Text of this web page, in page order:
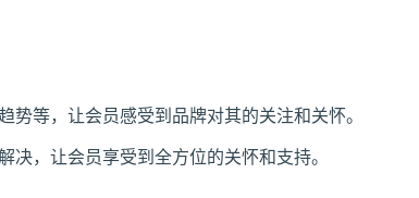
等，让会员感受到品牌对其的关注和关怀。
，让会员享受到全方位的关怀和支持。